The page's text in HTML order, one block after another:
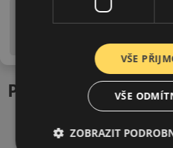
Upozornění! Hodnoty na štítku
informativního charakteru.
is EU štítky ve smyslu dosud
Podobné produkty
VŠE
VŠE
ZOBRAZIT